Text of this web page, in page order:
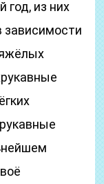
год, из них
зависимости